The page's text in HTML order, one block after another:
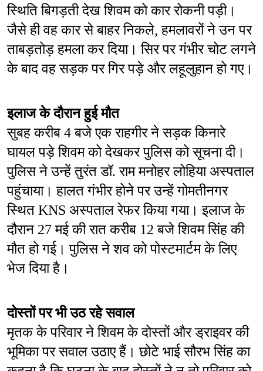
स्थिति बिगड़ती देख शिवम को कार रोकनी पड़ी।
जैसे ही वह कार से बाहर निकले, हमलावरों ने उन पर
ताबड़तोड़ हमला कर दिया। सिर पर गंभीर चोट लगने
के बाद वह सड़क पर गिर पड़े और लहूलुहान हो गए।
इलाज के दौरान हुई मौत
सुबह करीब 4 बजे एक राहगीर ने सड़क किनारे
घायल पड़े शिवम को देखकर पुलिस को सूचना दी।
पुलिस ने उन्हें तुरंत डॉ. राम मनोहर लोहिया अस्पताल
पहुंचाया। हालत गंभीर होने पर उन्हें गोमतीनगर
स्थित KNS अस्पताल रेफर किया गया। इलाज के
दौरान 27 मई की रात करीब 12 बजे शिवम सिंह की
मौत हो गई। पुलिस ने शव को पोस्टमार्टम के लिए
भेज दिया है।
दोस्तों पर भी उठ रहे सवाल
मृतक के परिवार ने शिवम के दोस्तों और ड्राइवर की
भूमिका पर सवाल उठाए हैं। छोटे भाई सौरभ सिंह का